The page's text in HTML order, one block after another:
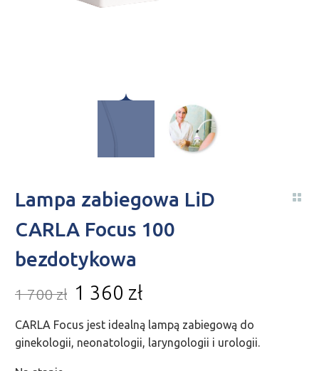
Lampa zabiegowa LiD
CARLA Focus 100
bezdotykowa
1 700zł 1 360 zł
CARLA Focus jest idealną lampą zabiegową do
ginekologii, neonatologii, laryngologii i urologii.